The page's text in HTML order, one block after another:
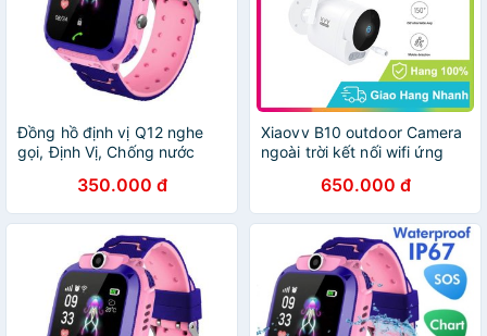
Đồng hồ định vị Q12 nghe
gọi, Định Vị, Chống nước
BH 6 tháng350.000 đ
Xiaovv B10 outdoor Camera
ngoài trời kết nối wifi ứng
nước 6 tháng Bảo hành
650.000 đ